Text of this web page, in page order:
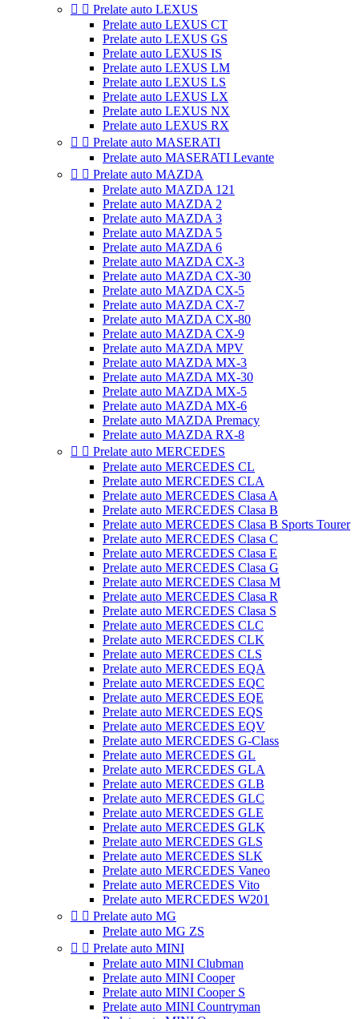
  Prelate auto LEXUS
Prelate auto LEXUS CT
Prelate auto LEXUS GS
Prelate auto LEXUS IS
Prelate auto LEXUS LM
Prelate auto LEXUS LS
Prelate auto LEXUS LX
Prelate auto LEXUS NX
Prelate auto LEXUS RX
  Prelate auto MASERATI
Prelate auto MASERATI Levante
  Prelate auto MAZDA
Prelate auto MAZDA 121
Prelate auto MAZDA 2
Prelate auto MAZDA 3
Prelate auto MAZDA 5
Prelate auto MAZDA 6
Prelate auto MAZDA CX-3
Prelate auto MAZDA CX-30
Prelate auto MAZDA CX-5
Prelate auto MAZDA CX-7
Prelate auto MAZDA CX-80
Prelate auto MAZDA CX-9
Prelate auto MAZDA MPV
Prelate auto MAZDA MX-3
Prelate auto MAZDA MX-30
Prelate auto MAZDA MX-5
Prelate auto MAZDA MX-6
Prelate auto MAZDA Premacy
Prelate auto MAZDA RX-8
  Prelate auto MERCEDES
Prelate auto MERCEDES CL
Prelate auto MERCEDES CLA
Prelate auto MERCEDES Clasa A
Prelate auto MERCEDES Clasa B
Prelate auto MERCEDES Clasa B Sports Tourer
Prelate auto MERCEDES Clasa C
Prelate auto MERCEDES Clasa E
Prelate auto MERCEDES Clasa G
Prelate auto MERCEDES Clasa M
Prelate auto MERCEDES Clasa R
Prelate auto MERCEDES Clasa S
Prelate auto MERCEDES CLC
Prelate auto MERCEDES CLK
Prelate auto MERCEDES CLS
Prelate auto MERCEDES EQA
Prelate auto MERCEDES EQC
Prelate auto MERCEDES EQE
Prelate auto MERCEDES EQS
Prelate auto MERCEDES EQV
Prelate auto MERCEDES G-Class
Prelate auto MERCEDES GL
Prelate auto MERCEDES GLA
Prelate auto MERCEDES GLB
Prelate auto MERCEDES GLC
Prelate auto MERCEDES GLE
Prelate auto MERCEDES GLK
Prelate auto MERCEDES GLS
Prelate auto MERCEDES SLK
Prelate auto MERCEDES Vaneo
Prelate auto MERCEDES Vito
Prelate auto MERCEDES W201
  Prelate auto MG
Prelate auto MG ZS
  Prelate auto MINI
Prelate auto MINI Clubman
Prelate auto MINI Cooper
Prelate auto MINI Cooper S
Prelate auto MINI Countryman